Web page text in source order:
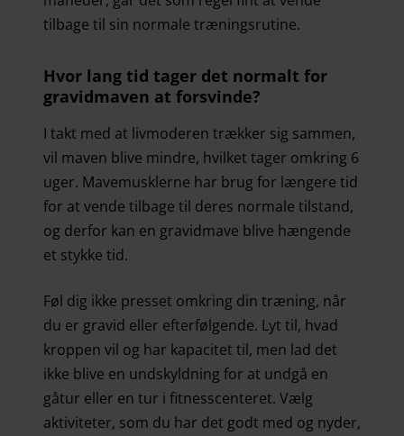
tilbage til sin normale træningsrutine.
Hvor lang tid tager det normalt for
gravidmaven at forsvinde?
I takt med at livmoderen trækker sig sammen,
vil maven blive mindre, hvilket tager omkring 6
uger. Mavemusklerne har brug for længere tid
for at vende tilbage til deres normale tilstand,
og derfor kan en gravidmave blive hængende
et stykke tid.
Føl dig ikke presset omkring din træning, når
du er gravid eller efterfølgende. Lyt til, hvad
kroppen vil og har kapacitet til, men lad det
ikke blive en undskyldning for at undgå en
gåtur eller en tur i fitnesscenteret. Vælg
aktiviteter, som du har det godt med og nyder,